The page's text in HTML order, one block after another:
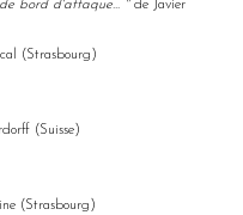
bord d'attaque... "de Javier
(Strasbourg)
(Suisse)
(Strasbourg)